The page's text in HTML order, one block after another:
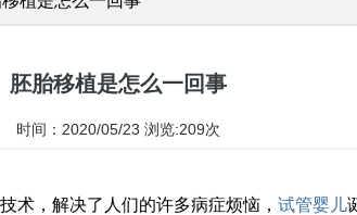
胚胎移植是怎么一回事
时间：2020/05/23 浏览:209次
术，解决了人们的许多病症烦恼， 试管婴儿